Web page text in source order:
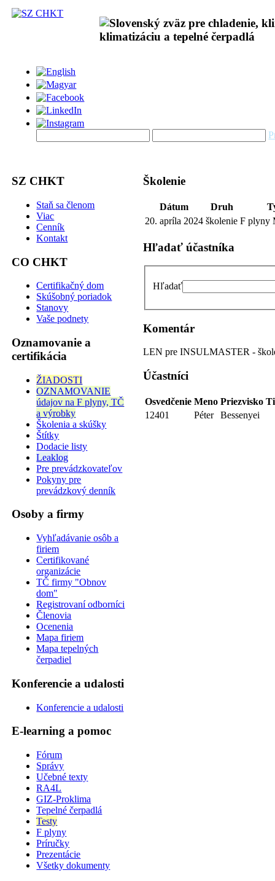
SZ CHKT
Staň sa členom
Viac
Cenník
Kontakt
CO CHKT
Certifikačný dom
Skúšobný poriadok
Stanovy
Vaše podnety
Oznamovanie a
certifikácia
ŽIADOSTI
OZNAMOVANIE
údajov na F plyny, TČ
a výrobky
Školenia a skúšky
Štítky
Dodacie listy
Leaklog
Pre prevádzkovateľov
Pokyny pre
prevádzkový denník
Osoby a firmy
Vyhľadávanie osôb a
firiem
Certifikované
organizácie
TČ firmy "Obnov
dom"
Registrovaní odborníci
Členovia
Ocenenia
Mapa firiem
Mapa tepelných
čerpadiel
Konferencie a udalosti
Konferencie a udalosti
E-learning a pomoc
Fórum
Správy
Učebné texty
RA4L
GIZ-Proklima
Tepelné čerpadlá
Testy
F plyny
Príručky
Prezentácie
Všetky dokumenty
Školenie
Dátum Druh
20. apríla 2024 školenie F plyny
Hľadať účastníka
Hľadať
Komentár
LEN pre INSULMASTER -
Účastníci
Osvedčenie Meno Priezvisko
12401
Péter Bessenyei